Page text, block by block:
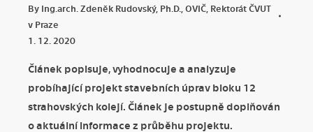
By Ing.arch. Zdeněk Rudovský, Ph.D., OVIČ, Rektorát ČVUT
v Praze
1. 12. 2020
Článek popisuje, vyhodnocuje a analyzuje
probíhající projekt stavebních úprav bloku 12
strahovských kolejí. Článek je postupně doplňován
o aktuální informace z průběhu projektu.